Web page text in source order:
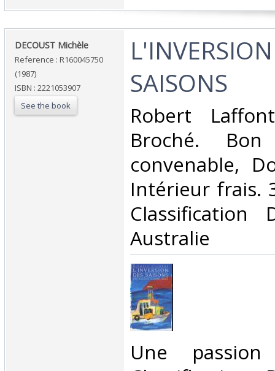
‎DECOUST Michèle‎
Reference : R160045750
(1987)
ISBN : 2221053907
See the book
SAISONS‎
‎Robert
Broché.
convenable,
Intérieur frais.
Classification
Australie‎
‎Une passion